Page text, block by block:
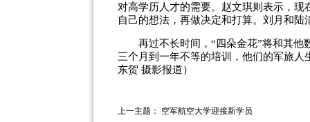
对高学历人才的需要。赵文琪则表示，
自己的想法，再做决定和打算。刘月和
再过不长时间，“四朵金花”将和其他
三个月到一年不等的培训，他们的军旅
东贺 摄影报道）
上一主题： 空军航空大学迎接新学员